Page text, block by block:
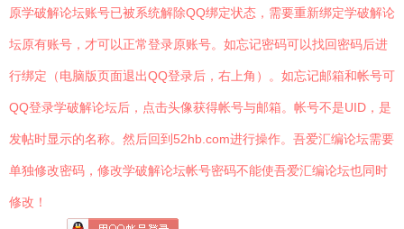
原学破解论坛账号已被系统解除QQ绑定状态，需要重新绑定学破解论
坛原有账号，才可以正常登录原账号。如忘记密码可以找回密码后进
行绑定（电脑版页面退出QQ登录后，右上角）。如忘记邮箱和帐号可
QQ登录学破解论坛后，点击头像获得帐号与邮箱。帐号不是UID，是
发帖时显示的名称。然后回到52hb.com进行操作。吾爱汇编论坛需要
单独修改密码，修改学破解论坛帐号密码不能使吾爱汇编论坛也同时
修改！